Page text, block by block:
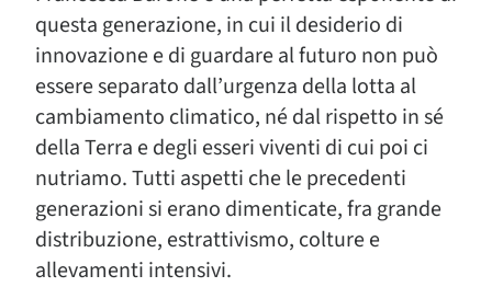
questa generazione, in cui il desiderio di
innovazione e di guardare al futuro non può
essere separato dall’urgenza della lotta al
cambiamento climatico, né dal rispetto in sé
della Terra e degli esseri viventi di cui poi ci
nutriamo. Tutti aspetti che le precedenti
generazioni si erano dimenticate, fra grande
distribuzione, estrattivismo, colture e
allevamenti intensivi.